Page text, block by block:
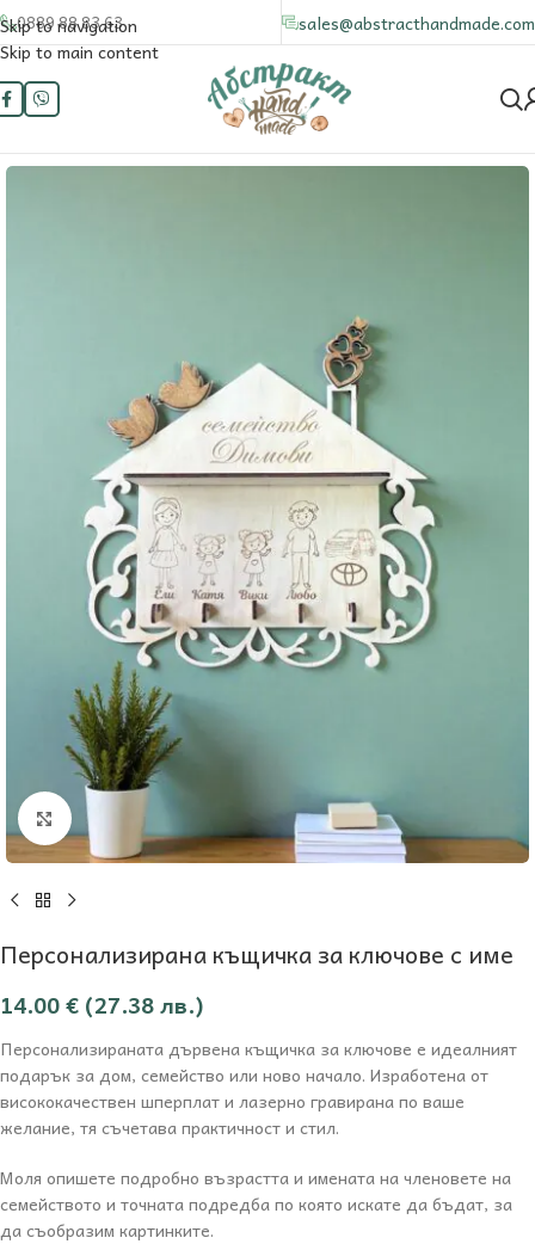
Skip to navigation
Skip to main content
0889 88 83 63 sales@abstracthandmade.com
Увеличи
Персонализирана къщичка за ключове с име
14.00€ (27.38 лв.)
Персонализираната дървена къщичка за ключове е идеалният
подарък за дом, семейство или ново начало. Изработена от
висококачествен шперплат и лазерно гравирана по ваше
желание, тя съчетава практичност и стил.
Моля опишете подробно възрастта и имената на членовете на
семейството и точната подредба по която искате да бъдат, за
да съобразим картинките.